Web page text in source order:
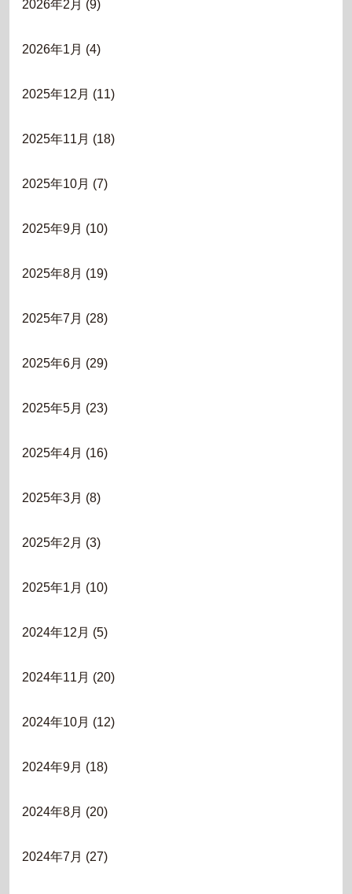
2026年2月 (9)
2026年1月 (4)
2025年12月 (11)
2025年11月 (18)
2025年10月 (7)
2025年9月 (10)
2025年8月 (19)
2025年7月 (28)
2025年6月 (29)
2025年5月 (23)
2025年4月 (16)
2025年3月 (8)
2025年2月 (3)
2025年1月 (10)
2024年12月 (5)
2024年11月 (20)
2024年10月 (12)
2024年9月 (18)
2024年8月 (20)
2024年7月 (27)